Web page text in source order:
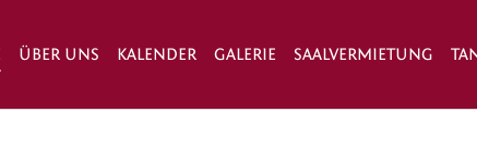
ÜBER UNS KALENDER GALERIE SAALVERMIETUNG